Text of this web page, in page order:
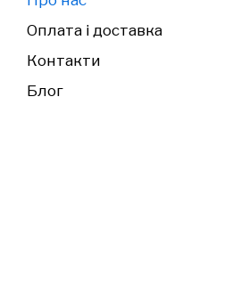
Оплата і доставка
Контакти
Блог